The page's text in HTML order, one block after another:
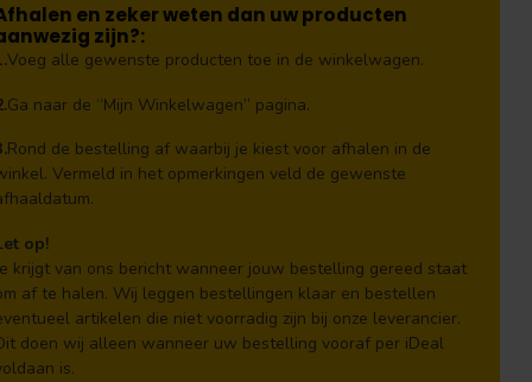
en zeker weten dan uw producten
zijn?:
Voeg alle gewenste producten toe in de winkelwagen.
Ga naar de “Mijn Winkelwagen” pagina.
Rond de bestelling af waarbij je kiest voor afhalen in de
Vermeld in het opmerkingen veld de gewenste
op!
krijgt van ons bericht wanneer jouw bestelling gereed staat
af te halen. Wij leggen bestellingen klaar en bestellen
artikelen die niet voorradig zijn bij onze leverancier.
doen wij alleen wanneer uw bestelling vooraf per iDeal
is.